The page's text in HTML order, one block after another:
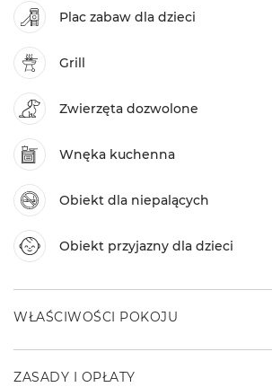
Plac zabaw dla dzieci
Grill
Zwierzęta dozwolone
Wnęka kuchenna
Obiekt dla niepalących
Obiekt przyjazny dla dzieci
WŁAŚCIWOŚCI POKOJU
ZASADY I OPŁATY